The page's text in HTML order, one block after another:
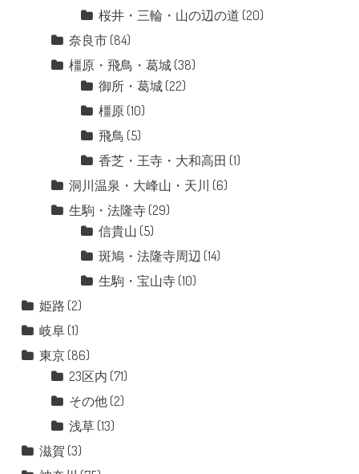
桜井・三輪・山の辺の道 (20)
奈良市(84)
橿原・飛鳥・葛城(38)
御所・葛城(22)
橿原(10)
飛鳥 (5)
香芝・王寺・大和高田 (1)
洞川温泉・大峰山・天川 (6)
生駒・法隆寺(29)
信貴山 (5)
斑鳩・法隆寺周辺 (14)
生駒・宝山寺(10)
姫路 (2)
岐阜(1)
東京(86)
23区内 (71)
その他(2)
浅草(13)
滋賀 (3)